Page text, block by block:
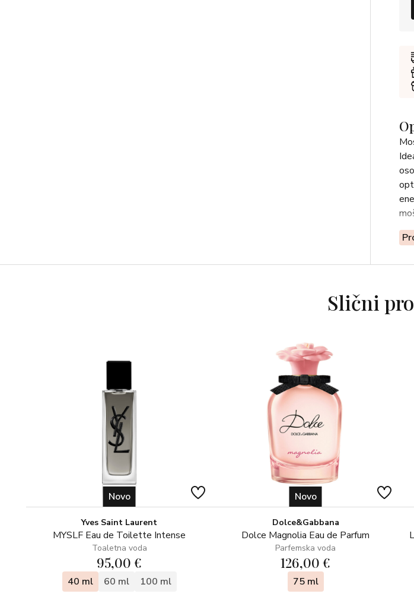
Slični
Novo
Yves Saint Laurent
MYSLF Eau de Toilette Intense
Toaletna voda
95,00 €
40 ml 60 ml 100 ml
Novo
Dolce&Gabbana
Dolce Magnolia Eau de Parfum
Parfemska voda
126,00 €
75 ml